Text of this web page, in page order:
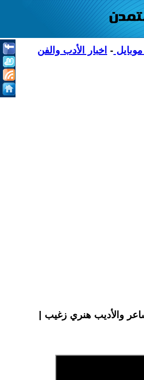
- اخبار الأدب والفن
والأديب هنري زغيب |